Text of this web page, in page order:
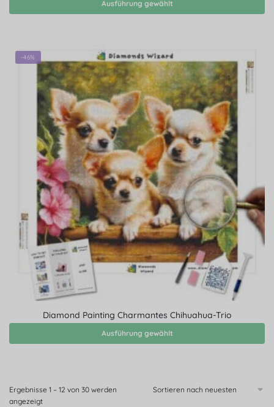
Ausführung gewählt
-46%
Diamond Painting Charmantes Chihuahua-Trio
Ausführung gewählt
Ergebnisse 1 – 12 von 30 werden
angezeigt